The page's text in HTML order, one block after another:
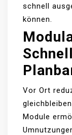
schnell
können.
Vor Ort
Module